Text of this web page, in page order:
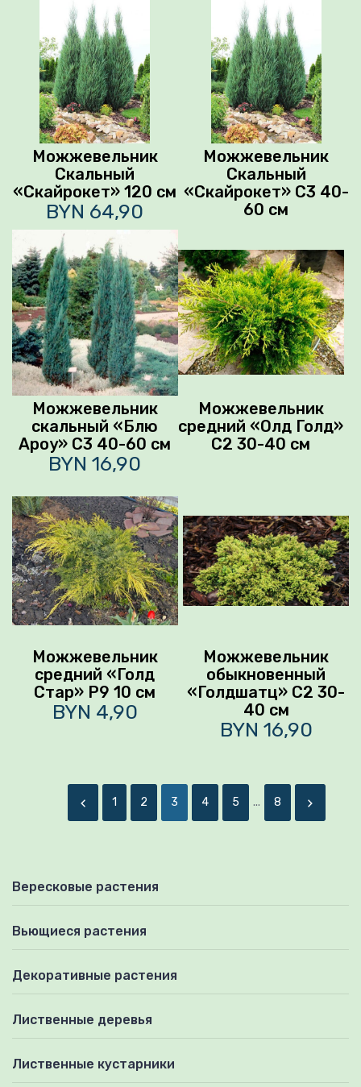
Можжевельник
Скальный
«Скайрокет» 120 см
BYN 64,90
Можжевельник
Скальный
«Скайрокет» С3 40-
60 см
Можжевельник
скальный «Блю
Ароу» С3 40-60 см
BYN 16,90
Можжевельник
средний «Олд Голд»
С2 30-40 см
Можжевельник
средний «Голд
Стар» P9 10 см
BYN 4,90
Можжевельник
обыкновенный
«Голдшатц» С2 30-
40 см
BYN 16,90
1 2 3 4 5 ... 8
Вересковые растения
Вьющиеся растения
Декоративные растения
Лиственные деревья
Лиственные кустарники